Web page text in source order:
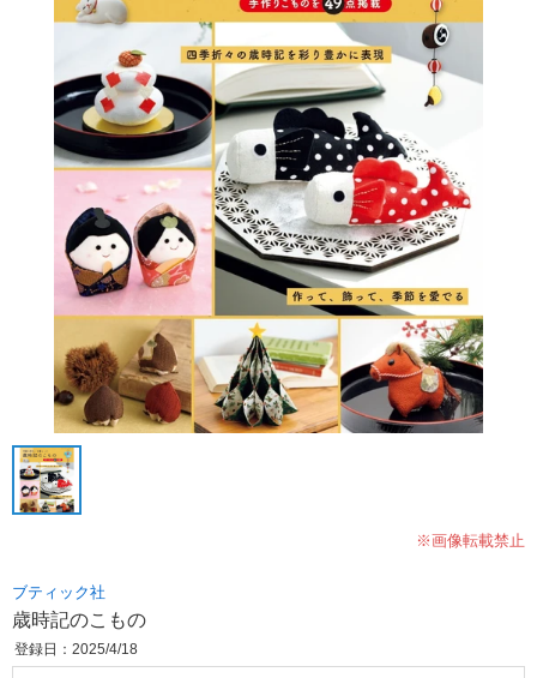
※画像転載禁止
ブティック社
歳時記のこもの
登録日：2025/4/18